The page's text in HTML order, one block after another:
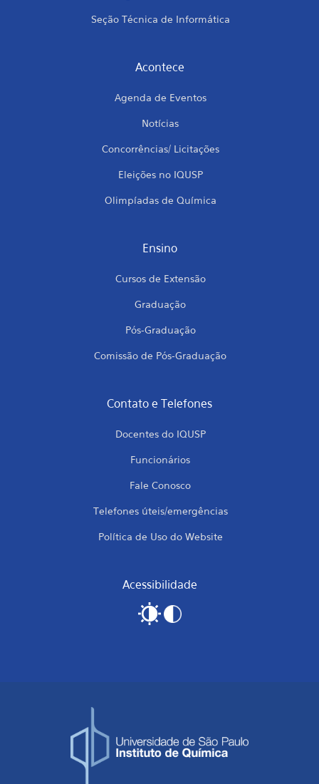
Seção Técnica de Informática
Acontece
Agenda de Eventos
Notícias
Concorrências/ Licitações
Eleições no IQUSP
Olimpíadas de Química
Ensino
Cursos de Extensão
Graduação
Pós-Graduação
Comissão de Pós-Graduação
Contato e Telefones
Docentes do IQUSP
Funcionários
Fale Conosco
Telefones úteis/emergências
Política de Uso do Website
Acessibilidade